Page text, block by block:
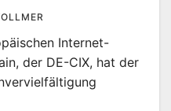
Internet-
der DE-CIX, hat der